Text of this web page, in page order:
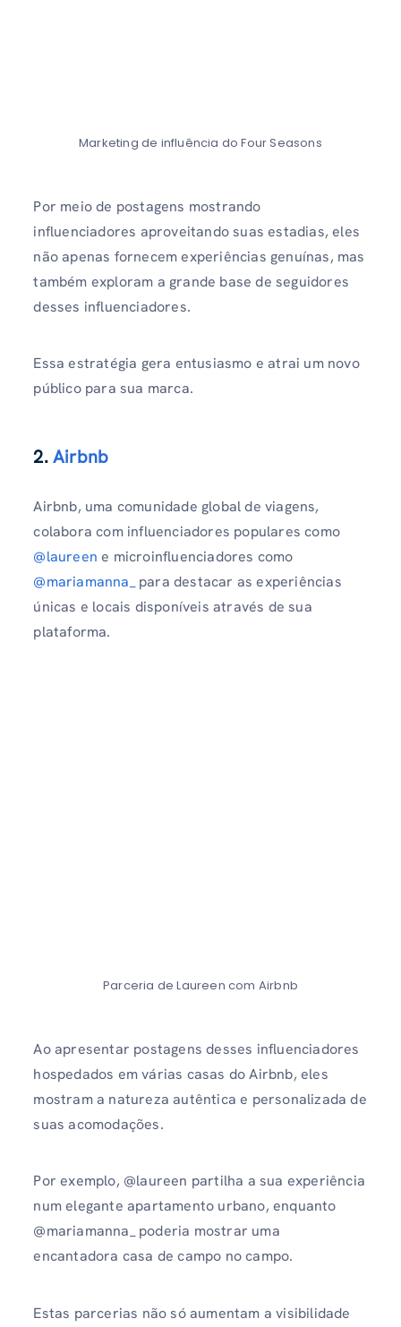
Marketing de influência do Four Seasons
Por meio de postagens mostrando
influenciadores aproveitando suas estadias, eles
não apenas fornecem experiências genuínas, mas
também exploram a grande base de seguidores
desses influenciadores.
Essa estratégia gera entusiasmo e atrai um novo
público para sua marca.
2.Airbnb
Airbnb, uma comunidade global de viagens,
colabora com influenciadores populares como
@laureen e microinfluenciadores como
@mariamanna_para destacar as experiências
únicas e locais disponíveis através de sua
plataforma.
Parceria de Laureen com Airbnb
Ao apresentar postagens desses influenciadores
hospedados em várias casas do Airbnb, eles
mostram a natureza autêntica e personalizada de
suas acomodações.
Por exemplo, @laureen partilha a sua experiência
num elegante apartamento urbano, enquanto
@mariamanna_ poderia mostrar uma
encantadora casa de campo no campo.
Estas parcerias não só aumentam a visibilidade